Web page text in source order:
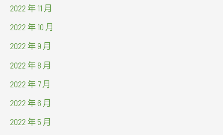
2022 年 11 月
2022 年 10 月
2022 年 9 月
2022 年 8 月
2022 年 7 月
2022 年 6 月
2022 年 5 月